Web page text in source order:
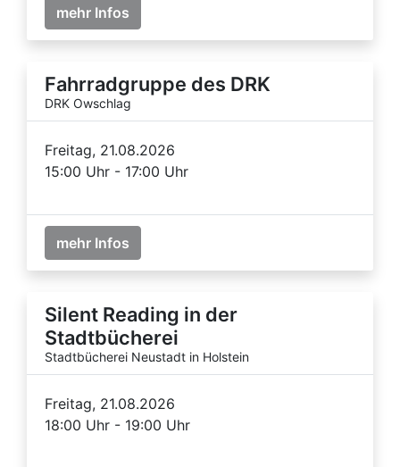
mehr Infos
Fahrradgruppe des DRK
DRK Owschlag
Freitag, 21.08.2026
15:00 Uhr - 17:00 Uhr
mehr Infos
Silent Reading in der
Stadtbücherei
Stadtbücherei Neustadt in Holstein
Freitag, 21.08.2026
18:00 Uhr - 19:00 Uhr